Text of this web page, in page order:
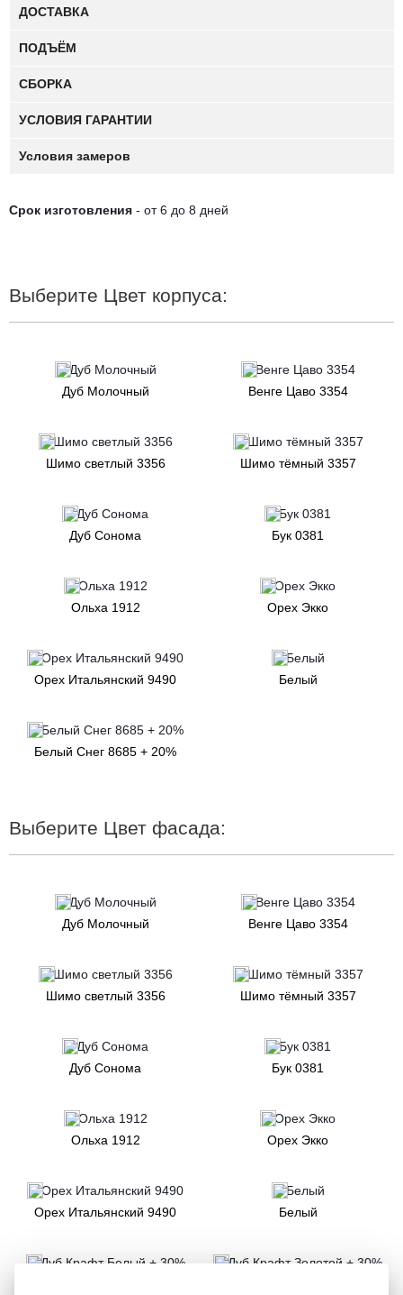
У шкафа цвета не комбинируются.
ДОСТАВКА
ПОДЪЁМ
СБОРКА
УСЛОВИЯ ГАРАНТИИ
Условия замеров
Срок изготовления - от 6 до 8 дней
Выберите Цвет корпуса:
Дуб Молочный Венге Цаво 3354
Шимо светлый 3356 Шимо тёмный 3357
Дуб Сонома Бук 0381
Ольха 1912 Орех Экко
Орех Итальянский 9490 Белый
Белый Снег 8685 + 20%
Выберите Цвет фасада:
Дуб Молочный Венге Цаво 3354
Шимо светлый 3356 Шимо тёмный 3357
Дуб Сонома Бук 0381
Ольха 1912 Орех Экко
Орех Итальянский 9490 Белый